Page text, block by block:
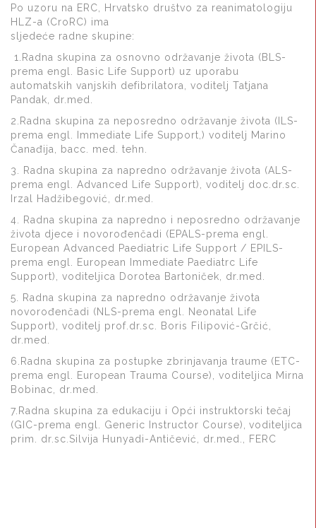
Po uzoru na ERC, Hrvatsko društvo za reanimatologiju
HLZ-a (CroRC) ima
sljedeće radne skupine:
1.Radna skupina za osnovno održavanje života (BLS-
prema engl. Basic Life Support) uz uporabu
automatskih vanjskih defibrilatora, voditelj Tatjana
Pandak, dr.med.
2.Radna skupina za neposredno održavanje života (ILS-
prema engl. Immediate Life Support,) voditelj Marino
Čanađija, bacc. med. tehn.
3. Radna skupina za napredno održavanje života (ALS-
prema engl. Advanced Life Support), voditelj doc.dr.sc.
Irzal Hadžibegović, dr.med.
4. Radna skupina za napredno i neposredno održavanje
života djece i novorođenčadi (EPALS-prema engl.
European Advanced Paediatric Life Support / EPILS-
prema engl. European Immediate Paediatrc Life
Support), voditeljica Dorotea Bartoniček, dr.med.
5. Radna skupina za napredno održavanje života
novorođenčadi (NLS-prema engl. Neonatal Life
Support), voditelj prof.dr.sc. Boris Filipović-Grčić,
dr.med.
6.Radna skupina za postupke zbrinjavanja traume (ETC-
prema engl. European Trauma Course), voditeljica Mirna
Bobinac, dr.med.
7.Radna skupina za edukaciju i Opći instruktorski tečaj
(GIC-prema engl. Generic Instructor Course),
voditeljica
prim. dr.sc.Silvija Hunyadi-Antičević, dr.med., FERC